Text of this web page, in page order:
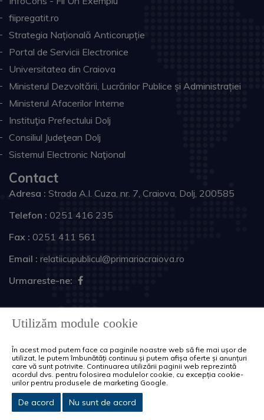
fiipregatit.ro
Strategia Națională Anticorupție
Portal de Servicii Electronice
Universitatea din Craiova
Ministerul Dezvoltării, Lucrărilor Publice și Administrației
Ministerul Afacerilor Interne
Instituţia Prefectului Dolj
Consiliul Judeţean Dolj
Sistemul Electronic Naţional
Contact
Adresa : Strada A.I. Cuza, nr. 7, Craiova, Dolj, 200585
Telefon : 0251 416 235
Fax : 0251 411 561
Email : relatiicupublicul@primariacraiova.ro
Urmareste-ne:
drepturile rezervate.
Harta site
Politica de cookie-uri
Utilizăm module cookie
În acest mod putem face ca paginile noastre web să fie mai ușor de
utilizat, le putem îmbunătăți continuu și putem afișa oferte și anunțuri
care vă sunt potrivite. Continuarea utilizării paginii web reprezintă
acordul dvs. pentru folosirea modulelor cookie, cu excepția cookie-
urilor pentru produsele de marketing Google.
De acord Nu sunt de acord